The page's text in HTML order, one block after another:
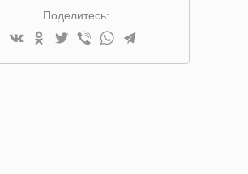
Поделитесь: